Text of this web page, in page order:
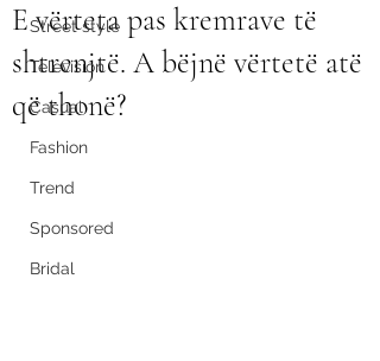
Street style
Television
Casual
Fashion
Trend
Sponsored
Bridal
E vërteta pas kremrave të
shtrenjtë. A bëjnë vërtetë atë
që thonë?